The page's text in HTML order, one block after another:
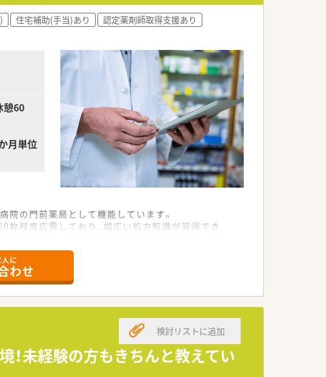
住宅補助(手当)あり
認定薬剤師取得支援あり
憩60
月単位
の門前薬局として機能しています。
枚程度応需しており、幅広い処方知識が習得でき
業務に取り組め、プライベートの時間も確保で
方を積極的に採用しています。
イカー通勤が可能な方を歓迎しています。
う意欲のある方に最適な求人です。
ストア・コンビニ併設など多様な薬局形態を持つ
に
わせ
！未経験の方もきちんと教えてい
検討リストに追加